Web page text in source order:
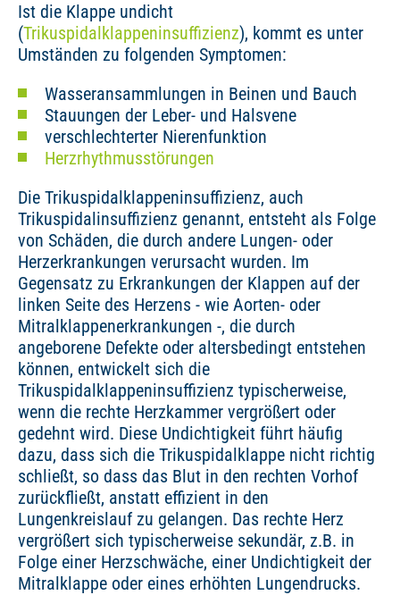
Ist die Klappe undicht
(Trikuspidalklappeninsuffizienz), kommt es unter
Umständen zu folgenden Symptomen:
Wasseransammlungen in Beinen und Bauch
Stauungen der Leber- und Halsvene
verschlechterter Nierenfunktion
Herzrhythmusstörungen
Die Trikuspidalklappeninsuffizienz, auch
Trikuspidalinsuffizienz genannt, entsteht als Folge
von Schäden, die durch andere Lungen- oder
Herzerkrankungen verursacht wurden. Im
Gegensatz zu Erkrankungen der Klappen auf der
linken Seite des Herzens - wie Aorten- oder
Mitralklappenerkrankungen -, die durch
angeborene Defekte oder altersbedingt entstehen
können, entwickelt sich die
Trikuspidalklappeninsuffizienz typischerweise,
wenn die rechte Herzkammer vergrößert oder
gedehnt wird. Diese Undichtigkeit führt häufig
dazu, dass sich die Trikuspidalklappe nicht richtig
schließt, so dass das Blut in den rechten Vorhof
zurückfließt, anstatt effizient in den
Lungenkreislauf zu gelangen. Das rechte Herz
vergrößert sich typischerweise sekundär, z.B. in
Folge einer Herzschwäche, einer Undichtigkeit der
Mitralklappe oder eines erhöhten Lungendrucks.